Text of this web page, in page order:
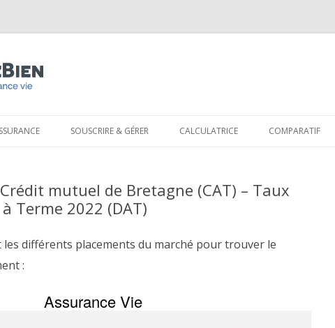
au
SOUSCRIRE & GÉRER CALCULATRICE COMPARATIF
mutuel de Bretagne (CAT) – Taux
Terme 2022 (DAT)
différents placements du marché pour trouver le
: